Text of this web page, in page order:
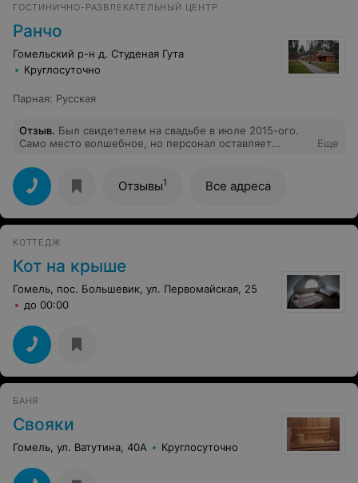
ГОСТИНИЧНО-РАЗВЛЕКАТЕЛЬНЫЙ ЦЕНТР
Ранчо
Гомельский р-н д. Студеная Гута
Круглосуточно
Парная: Русская
Отзыв. Был свидетелем на свадьбе в июле 2015-ого.
Само место волшебное, но персонал оставляет
торжества возникают неприятные нюансы. Поэтому,
оговаривать нужно каждую мелочь. Торт, который мы
привезли с собой а не заказали у них, почему-то не
поставили в холодильник, в итоге он слегка поплыл и
потерял форму, хотя об этом им специально
администрация начала отказывать гостям в подаче
спиртного, мол вы уже не успеете! Это нормально? В
то время как алкоголя осталось более десятка
Еще
Отзывы1 Все адреса
КОТТЕДЖ
Кот на крыше
Гомель, пос. Большевик, ул. Первомайская, 25
до 00:00
БАНЯ
Свояки
Гомель, ул. Ватутина, 40А Круглосуточно